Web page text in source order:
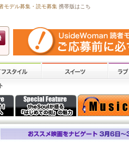
モデル募集・ 読モ募集 携帯版はこち